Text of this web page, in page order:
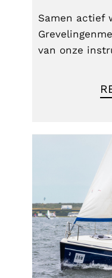
Samen actief
van onze